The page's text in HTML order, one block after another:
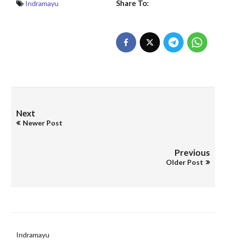
Indramayu Share To:
Next
Newer Post
Previous
Older Post
Indramayu